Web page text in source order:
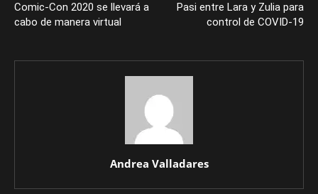
Comic-Con 2020 se llevará a
cabo de manera virtual
Pasi entre Lara y Zulia para
control de COVID-19
Andrea Valladares